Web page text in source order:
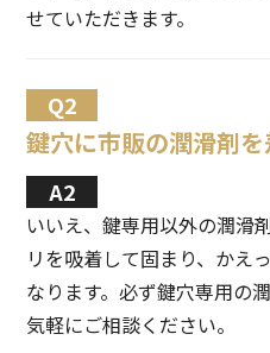
せていただきます。
鍵穴に市販の潤滑剤
いいえ、鍵専用以外の潤滑
リを吸着して固まり、かえ
なります。必ず鍵穴専用の
気軽にご相談ください。